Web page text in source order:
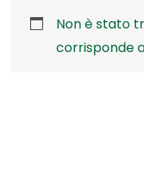
Non è stato
corrisponde